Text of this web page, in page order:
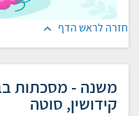
חזרה לראש הדף
משנה - מסכתות
קידושין, סוטה